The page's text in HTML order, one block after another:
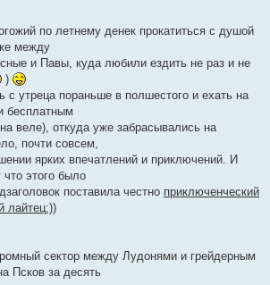
по летнему денек прокатиться с душой
между
и Павы, куда любили ездить не раз и не
)
с утреца пораньше в полшестого и ехать на
бесплатным
веле), откуда уже забрасывались на
почти совсем,
ярких впечатлений и приключений. И
что этого было
поставила честно приключенческий
лайтец:))
сектор между Лудонями и грейдерным
Псков за десять